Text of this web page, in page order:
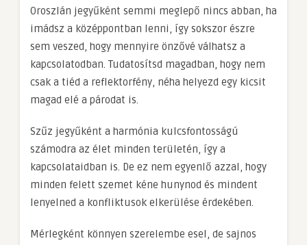
Oroszlán jegyűként semmi meglepő nincs abban, ha
imádsz a középpontban lenni, így sokszor észre
sem veszed, hogy mennyire önzővé válhatsz a
kapcsolatodban. Tudatosítsd magadban, hogy nem
csak a tiéd a reflektorfény, néha helyezd egy kicsit
magad elé a párodat is.
Szűz jegyűként a harmónia kulcsfontosságú
számodra az élet minden területén, így a
kapcsolataidban is. De ez nem egyenlő azzal, hogy
minden felett szemet kéne hunynod és mindent
lenyelned a konfliktusok elkerülése érdekében.
Mérlegként könnyen szerelembe esel, de sajnos